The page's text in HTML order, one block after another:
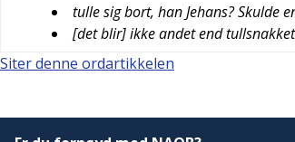
tulle sig bort, han Jehans? Skulde
[det blir] ikke andet end
Siter denne ordartikkelen